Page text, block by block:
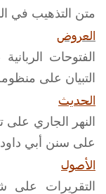
متن التذهيب في
العروض
الفتوحات
التبيان على
الحديث
النهر الجاري على
على سنن أبي
الأصول
التقريرات